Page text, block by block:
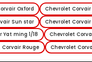
Oxford
Chevrolet
Sun star
Chevrolet Corvair
Yat ming 1/18
Chevrolet
Corvair Rouge
Chevrolet